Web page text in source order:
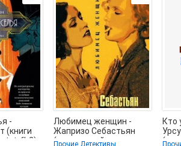
-
(книги
txt, fb2)
Любимец женщин -
Жапризо Себастьян
(книги онлайн
Прочие Детективы
Кто